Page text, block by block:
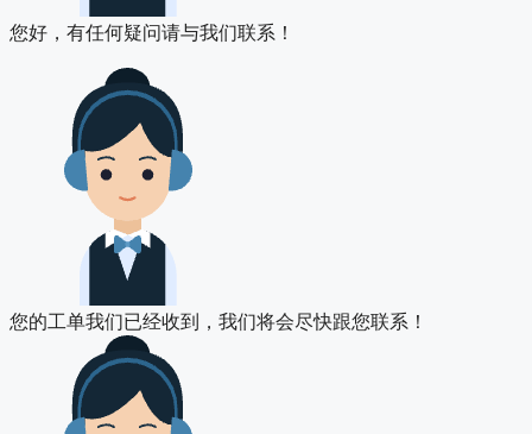
您好，有任何疑问请与我们联系！
您的工单我们已经收到，我们将会尽快跟您联系！